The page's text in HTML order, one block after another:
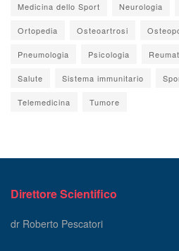
Medicina dello Sport Neurologia
Ortopedia Osteoartrosi
Pneumologia Psicologia
Salute Sistema immunitario
Telemedicina Tumore
Direttore Scientifico
dr Roberto Pescatori